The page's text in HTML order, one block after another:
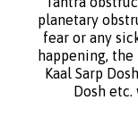
planetary
fear or any
happening,
Kaal Sarp
Dosh